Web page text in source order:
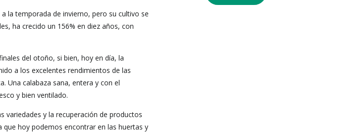
la temporada de invierno, pero su cultivo se
ha crecido un 156% en diez años, con
del otoño, si bien, hoy en día, la
a los excelentes rendimientos de las
Una calabaza sana, entera y con el
y bien ventilado.
variedades y la recuperación de productos
hoy podemos encontrar en las huertas y